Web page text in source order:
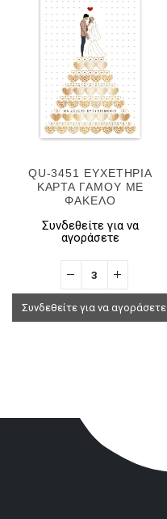
QU-3451 ΕΥΧΕΤΗΡΙΑ
ΚΑΡΤΑ ΓΑΜΟΥ ΜΕ
ΦΑΚΕΛΟ
Συνδεθείτε για να
αγοράσετε
Συνδεθείτε για να αγοράσετε